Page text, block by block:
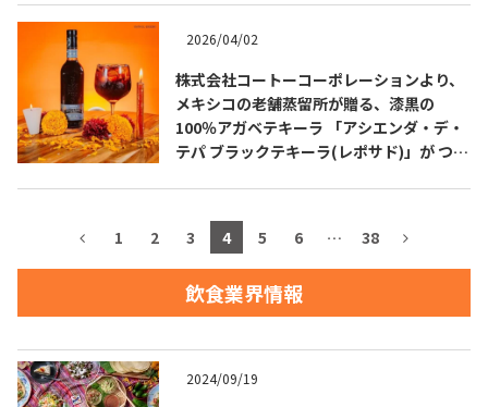
2026/04/02
株式会社コートーコーポレーションより、
メキシコの老舗蒸留所が贈る、漆黒の
100％アガベテキーラ 「アシエンダ・デ・
テパ ブラックテキーラ(レポサド)」が つい
1 2 3 4 5 6 … 38
飲食業界情報
2024/09/19